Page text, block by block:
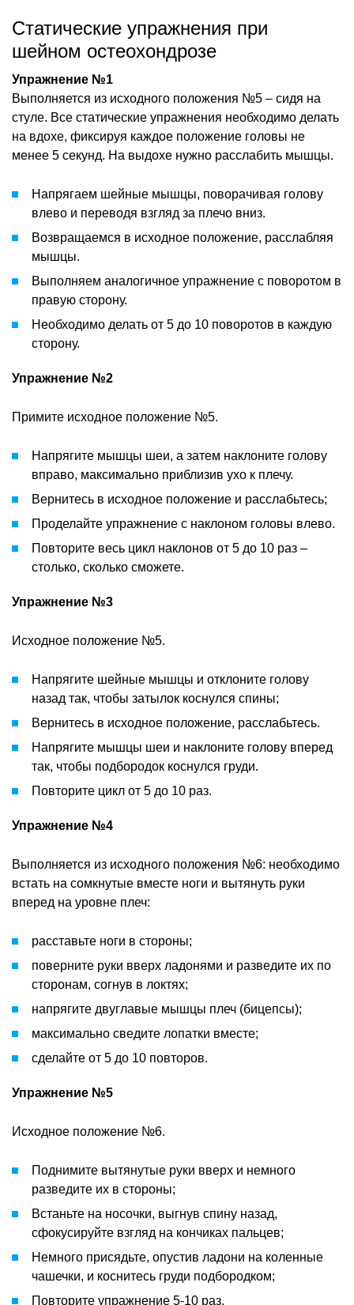
Статические упражнения при
шейном остеохондрозе
Упражнение №1
Выполняется из исходного положения №5 – сидя на
стуле. Все статические упражнения необходимо делать
на вдохе, фиксируя каждое положение головы не
менее 5 секунд. На выдохе нужно расслабить мышцы.
Напрягаем шейные мышцы, поворачивая голову
влево и переводя взгляд за плечо вниз.
Возвращаемся в исходное положение, расслабляя
мышцы.
Выполняем аналогичное упражнение с поворотом в
правую сторону.
Необходимо делать от 5 до 10 поворотов в каждую
сторону.
Упражнение №2
Примите исходное положение №5.
Напрягите мышцы шеи, а затем наклоните голову
вправо, максимально приблизив ухо к плечу.
Вернитесь в исходное положение и расслабьтесь;
Проделайте упражнение с наклоном головы влево.
Повторите весь цикл наклонов от 5 до 10 раз –
столько, сколько сможете.
Упражнение №3
Исходное положение №5.
Напрягите шейные мышцы и отклоните голову
назад так, чтобы затылок коснулся спины;
Вернитесь в исходное положение, расслабьтесь.
Напрягите мышцы шеи и наклоните голову вперед
так, чтобы подбородок коснулся груди.
Повторите цикл от 5 до 10 раз.
Упражнение №4
Выполняется из исходного положения №6: необходимо
встать на сомкнутые вместе ноги и вытянуть руки
вперед на уровне плеч:
расставьте ноги в стороны;
поверните руки вверх ладонями и разведите их по
сторонам, согнув в локтях;
напрягите двуглавые мышцы плеч (бицепсы);
максимально сведите лопатки вместе;
сделайте от 5 до 10 повторов.
Упражнение №5
Исходное положение №6.
Поднимите вытянутые руки вверх и немного
разведите их в стороны;
Встаньте на носочки, выгнув спину назад,
сфокусируйте взгляд на кончиках пальцев;
Немного присядьте, опустив ладони на коленные
чашечки, и коснитесь груди подбородком;
Повторите упражнение 5-10 раз.